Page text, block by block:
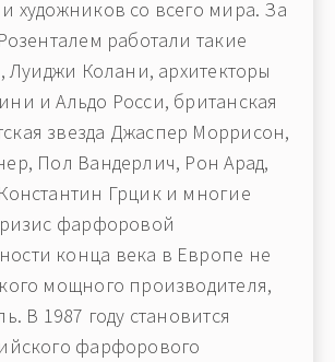
художников со всего мира. За
работали такие
Луиджи Колани, архитекторы
и Альдо Росси, британская
звезда Джаспер Моррисон,
Пол Вандерлич, Рон Арад,
Грцик и многие
фарфоровой
конца века в Европе не
мощного производителя,
В 1987 году становится
фарфорового